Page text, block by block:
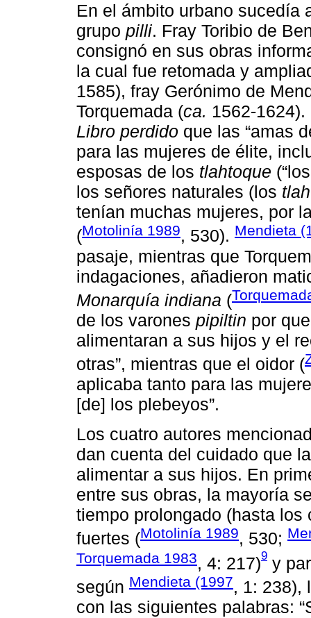
En el ámbito urbano sucedía
grupo pilli. Fray Toribio de
consignó en sus obras
la cual fue retomada y
1585), fray Gerónimo de
Torquemada (ca. 1562-
Libro perdido que las “amas
para las mujeres de élite,
esposas de los tlahtoque
los señores naturales (los
tenían muchas mujeres, por
(Motolinía 1989, 530). Mendieta
pasaje, mientras que
indagaciones, añadieron
Monarquía indiana (
de los varones pipiltin por
alimentaran a sus hijos y el
otras”, mientras que el oidor (
aplicaba tanto para las
[de] los plebeyos”.
Los cuatro autores
dan cuenta del cuidado que
alimentar a sus hijos. En
entre sus obras, la mayoría
tiempo prolongado (hasta
fuertes (Motolinía 1989, 530;
Torquemada 1983, 4: 217)9 y
según Mendieta (1997, 1: 238),
con las siguientes palabras: